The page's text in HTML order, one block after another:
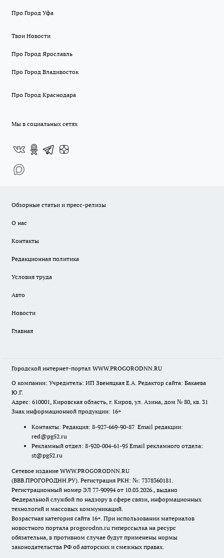
Про Город Уфа
Твои Новости
Про Город Ярославль
Про Город Владивосток
Про Город Краснодара
Мы в социальных сетях
Обзорные статьи и пресс-релизы
О нас
Контакты
Редакционная политика
Условия труда
Авто
Новости
Главная
Городской интернет-портал WWW.PROGORODNN.RU
О компании: Учредитель: ИП Звеняцкая Е.А. Редактор сайта: Бакаева
Ю.Г.
Адрес: 610001, Кировская область, г. Киров, ул. Азина, дом № 80, кв. 31
Знак информационной продукции: 16+
Контакты: Редакция: 8-927-669-90-87 Email редакции:
red@pg52.ru
Рекламный отдел: 8-920-004-61-95 Email рекламного отдела:
st@pg52.ru
Сетевое издание WWW.PROGORODNN.RU
(ВВВ.ПРОГОРОДНН.РУ). Регистрация РКН: №: 7378360181.
Регистрационный номер ЭЛ 77-90994 от 10.03.2026., выдано
Федеральной службой по надзору в сфере связи, информационных
технологий и массовых коммуникаций.
Возрастная категория сайта 16+. При использовании материалов
новостного портала progorodnn.ru гиперссылка на ресурс
обязательна, в противном случае будут применены нормы
законодательства РФ об авторских и смежных правах.